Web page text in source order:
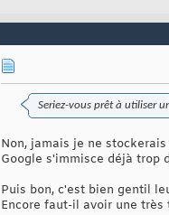
Seriez-vous prêt à utiliser
Non, jamais je ne
Google s'immisce déjà trop
Puis bon, c'est bien gentil
Encore faut-il avoir une